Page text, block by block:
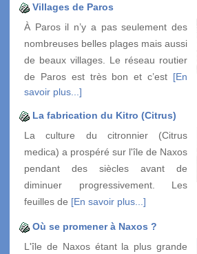
Villages de Paros
À Paros il n’y a pas seulement des
nombreuses belles plages mais aussi
de beaux villages. Le réseau routier
de Paros est très bon et c’est [En
savoir plus...]
La fabrication du Kitro (Citrus)
La culture du citronnier (Citrus
medica) a prospéré sur l'île de Naxos
pendant des siècles avant de
diminuer progressivement. Les
feuilles de [En savoir plus...]
Où se promener à Naxos ?
L'île de Naxos étant la plus grande